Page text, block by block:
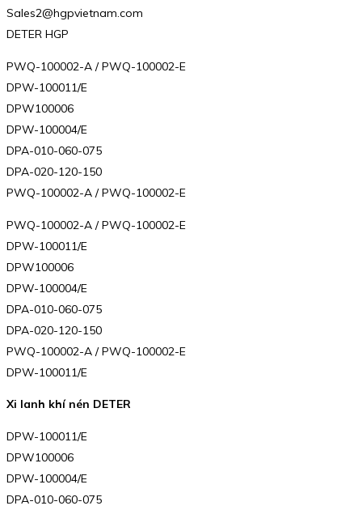
Sales2@hgpvietnam.com
DETER HGP
PWQ-100002-A / PWQ-100002-E
DPW-100011/E
DPW100006
DPW-100004/E
DPA-010-060-075
DPA-020-120-150
PWQ-100002-A / PWQ-100002-E
PWQ-100002-A / PWQ-100002-E
DPW-100011/E
DPW100006
DPW-100004/E
DPA-010-060-075
DPA-020-120-150
PWQ-100002-A / PWQ-100002-E
DPW-100011/E
Xi lanh khí nén DETER
DPW-100011/E
DPW100006
DPW-100004/E
DPA-010-060-075